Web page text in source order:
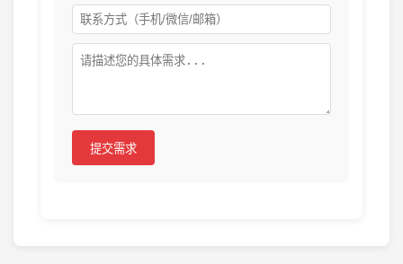
提交需求